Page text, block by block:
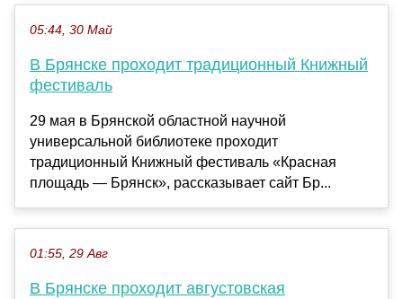
05:44, 30 Май
В Брянске проходит традиционный Книжный
фестиваль
29 мая в Брянской областной научной
универсальной библиотеке проходит
традиционный Книжный фестиваль «Красная
площадь — Брянск», рассказывает сайт Бр...
01:55, 29 Авг
В Брянске проходит августовская